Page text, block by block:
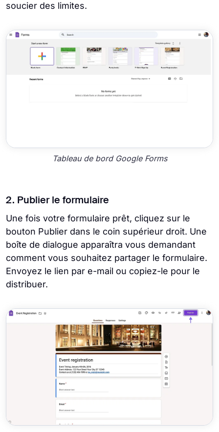
soucier des limites.
Tableau de bord Google Forms
2. Publier le formulaire
Une fois votre formulaire prêt, cliquez sur le
bouton Publier dans le coin supérieur droit. Une
boîte de dialogue apparaîtra vous demandant
comment vous souhaitez partager le formulaire.
Envoyez le lien par e-mail ou copiez-le pour le
distribuer.